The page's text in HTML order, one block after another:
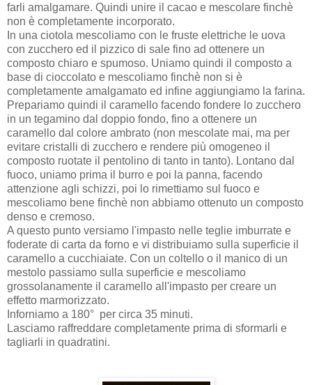
farli amalgamare. Quindi unire il cacao e mescolare finchè
non è completamente incorporato.
In una ciotola mescoliamo con le fruste elettriche le uova
con zucchero ed il pizzico di sale fino ad ottenere un
composto chiaro e spumoso. Uniamo quindi il composto a
base di cioccolato e mescoliamo finchè non si è
completamente amalgamato ed infine aggiungiamo la farina.
Prepariamo quindi il caramello facendo fondere lo zucchero
in un tegamino dal doppio fondo, fino a ottenere un
caramello dal colore ambrato (non mescolate mai, ma per
evitare cristalli di zucchero e rendere più omogeneo il
composto ruotate il pentolino di tanto in tanto). Lontano dal
fuoco, uniamo prima il burro e poi la panna, facendo
attenzione agli schizzi, poi lo rimettiamo sul fuoco e
mescoliamo bene finchè non abbiamo ottenuto un composto
denso e cremoso.
A questo punto versiamo l'impasto nelle teglie imburrate e
foderate di carta da forno e vi distribuiamo sulla superficie il
caramello a cucchiaiate. Con un coltello o il manico di un
mestolo passiamo sulla superficie e mescoliamo
grossolanamente il caramello all'impasto per creare un
effetto marmorizzato.
Inforniamo a 180° per circa 35 minuti.
Lasciamo raffreddare completamente prima di sformarli e
tagliarli in quadratini.